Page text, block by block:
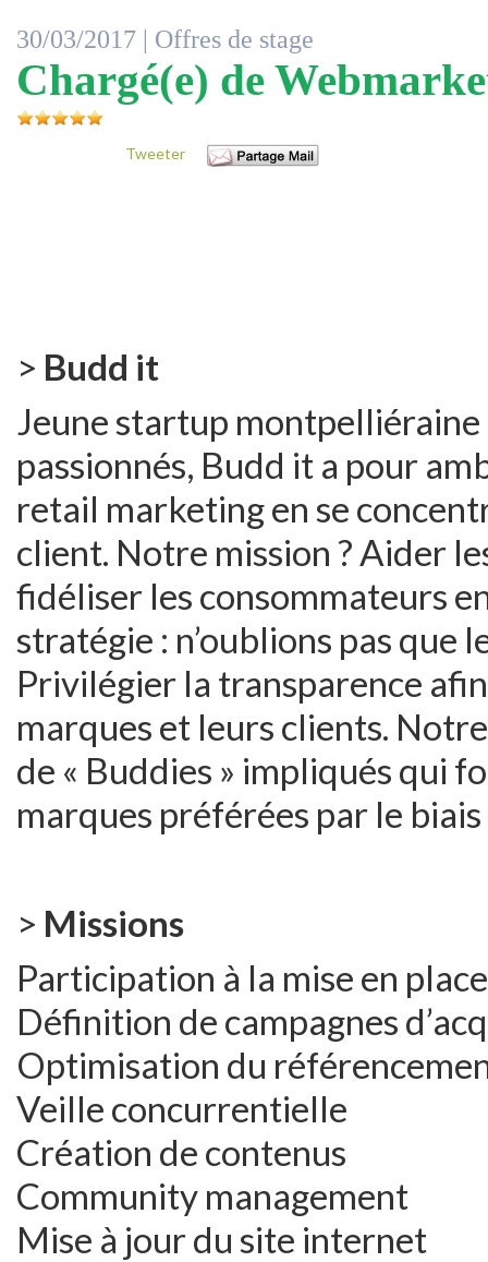
30/03/2017 | Offres de stage
Chargé(e) de
Tweeter
> Budd it
Jeune startup
passionnés, Budd it a pour
retail marketing en se
client. Notre mission ? Aider
fidéliser les consommateurs
stratégie : n’oublions pas que
Privilégier la transparence
marques et leurs clients.
de « Buddies » impliqués qui
marques préférées par le
> Missions
Participation à la mise en
Définition de campagnes
Optimisation du
Veille concurrentielle
Création de contenus
Community management
Mise à jour du site internet